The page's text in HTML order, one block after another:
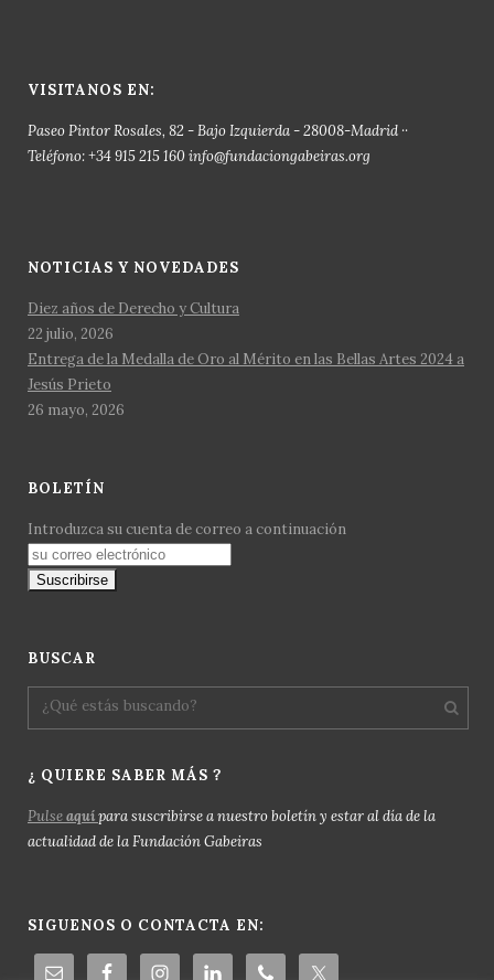
VISITANOS EN:
Paseo Pintor Rosales, 82 - Bajo Izquierda - 28008-Madrid ··
Teléfono: +34 915 215 160 info@fundaciongabeiras.org
NOTICIAS Y NOVEDADES
Diez años de Derecho y Cultura
22 julio, 2026
Entrega de la Medalla de Oro al Mérito en las Bellas Artes 2024 a
Jesús Prieto
26 mayo, 2026
BOLETÍN
Introduzca su cuenta de correo a continuación
BUSCAR
¿ QUIERE SABER MÁS ?
Pulseaquípara suscribirse a nuestro boletín y estar al día de la
actualidad de la Fundación Gabeiras
SIGUENOS O CONTACTA EN: